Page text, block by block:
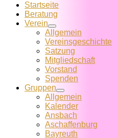
Startseite
Beratung
Verein
Allgemein
Vereins­geschichte
Satzung
Mitglied­schaft
Vorstand
Spenden
Gruppen
Allgemein
Kalender
Ansbach
Aschaffenburg
Bayreuth